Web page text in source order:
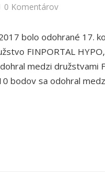
0 Komentárov
bolo odohrané 17.
FINPORTAL
medzi družstvami
bodov sa odohral